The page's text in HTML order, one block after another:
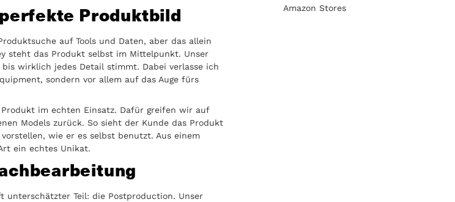
Produktbild
auf Tools und Daten, aber das allein
steht das Produkt selbst im Mittelpunkt. Unser
wirklich jedes Detail stimmt. Dabei verlasse ich
sondern vor allem auf das Auge fürs
Produkt im echten Einsatz. Dafür greifen wir auf
Models zurück. So sieht der Kunde das Produkt
wie er es selbst benutzt. Aus einem
ein echtes Unikat.
unterschätzter Teil: die Postproduction. Unser
Amazon Stores